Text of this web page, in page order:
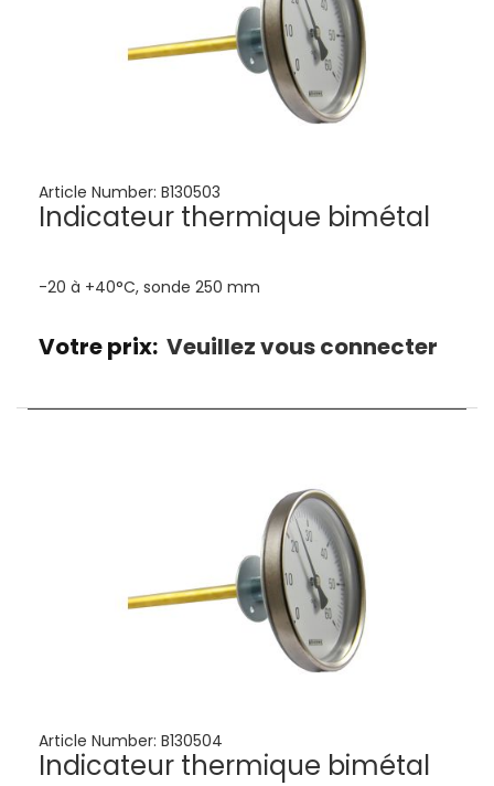
Article Number: B130503
Indicateur thermique bimétal
-20 à +40°C, sonde 250 mm
Votre prix: Veuillez vous connecter
Article Number: B130504
Indicateur thermique bimétal